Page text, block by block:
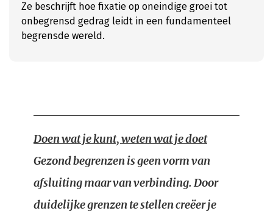
Ze beschrijft hoe fixatie op oneindige groei tot
onbegrensd gedrag leidt in een fundamenteel
begrensde wereld.
Doen wat je kunt, weten wat je doet
Gezond begrenzen is geen vorm van
afsluiting maar van verbinding. Door
duidelijke grenzen te stellen creëer je